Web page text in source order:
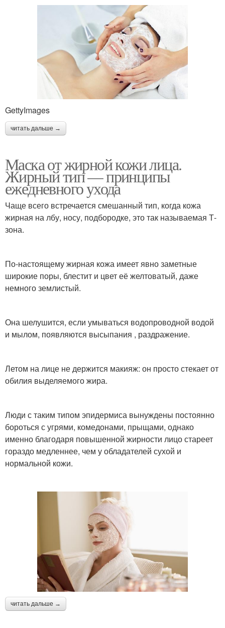
GettyImages
читать дальше →
Маска от жирной кожи лица.
Жирный тип — принципы
ежедневного ухода
Чаще всего встречается смешанный тип, когда кожа
жирная на лбу, носу, подбородке, это так называемая Т-
зона.
По-настоящему жирная кожа имеет явно заметные
широкие поры, блестит и цвет её желтоватый, даже
немного землистый.
Она шелушится, если умываться водопроводной водой
и мылом, появляются высыпания , раздражение.
Летом на лице не держится макияж: он просто стекает от
обилия выделяемого жира.
Люди с таким типом эпидермиса вынуждены постоянно
бороться с угрями, комедонами, прыщами, однако
именно благодаря повышенной жирности лицо стареет
гораздо медленнее, чем у обладателей сухой и
нормальной кожи.
читать дальше →